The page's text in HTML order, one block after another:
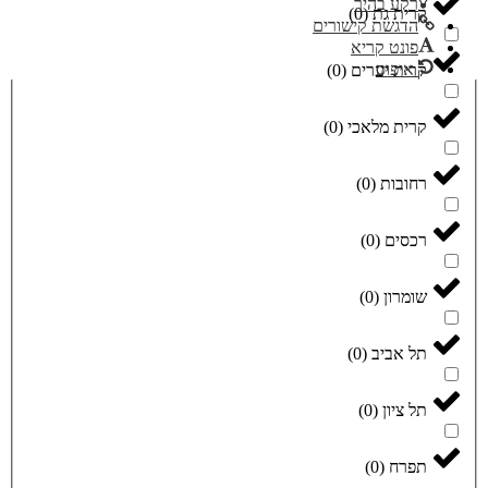
קרית גת(
0
)
קרית יערים (
0
)
קרית מלאכי (
0
)
רחובות (
0
)
רכסים (
0
)
שומרון (
0
)
תל אביב (
0
)
תל ציון (
0
)
תפרח (
0
)
רקע בהיר
הדגשת קישורים
פונט קריא
איפוס